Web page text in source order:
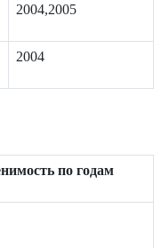
2004,2005
2004
по годам